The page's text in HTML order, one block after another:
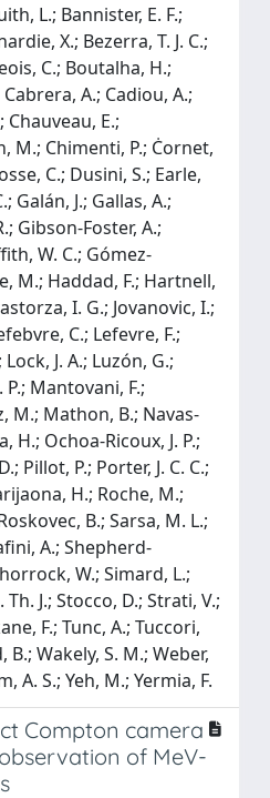
L.; Bannister, E. F.;
X.; Bezerra, T. J. C.;
C.; Boutalha, H.;
A.; Cadiou, A.;
Chauveau, E.;
M.; Chimenti, P.; Ċornet,
C.; Dusini, S.; Earle,
Galán, J.; Gallas, A.;
Gibson-Foster, A.;
W. C.; Gómez-
M.; Haddad, F.; Hartnell,
I. G.; Jovanovic, I.;
C.; Lefevre, F.;
J. A.; Luzón, G.;
P.; Mantovani, F.;
M.; Mathon, B.; Navas-
H.; Ochoa-Ricoux, J. P.;
Pillot, P.; Porter, J. C. C.;
H.; Roche, M.;
B.; Sarsa, M. L.;
A.; Shepherd-
W.; Simard, L.;
J.; Stocco, D.; Strati, V.;
F.; Tunc, A.; Tuccori,
Wakely, S. M.; Weber,
A. S.; Yeh, M.; Yermia, F.
Compton camera
of MeV-